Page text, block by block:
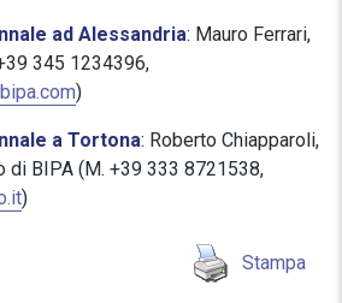
ad Alessandria: Mauro Ferrari,
345 1234396,
)
a Tortona: Roberto Chiapparoli,
di BIPA (M. +39 333 8721538,
)
Stampa